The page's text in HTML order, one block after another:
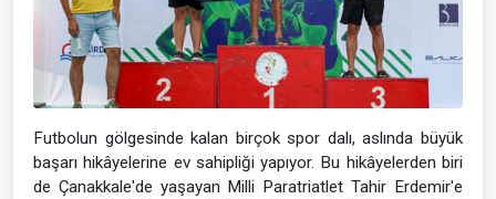
Futbolun gölgesinde kalan birçok spor dalı, aslında büyük
başarı hikâyelerine ev sahipliği yapıyor. Bu hikâyelerden biri
de Çanakkale'de yaşayan Milli Paratriatlet Tahir Erdemir'e